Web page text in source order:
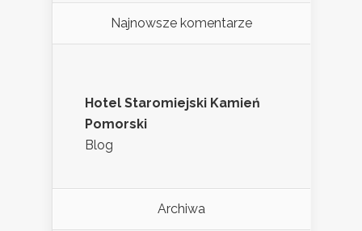
Najnowsze komentarze
Hotel Staromiejski Kamień
Pomorski
Blog
Archiwa